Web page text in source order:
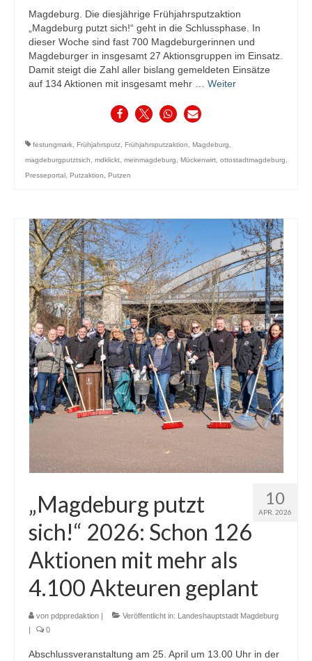
Magdeburg. Die diesjährige Frühjahrsputzaktion
„Magdeburg putzt sich!“ geht in die Schlussphase. In
dieser Woche sind fast 700 Magdeburgerinnen und
Magdeburger in insgesamt 27 Aktionsgruppen im Einsatz.
Damit steigt die Zahl aller bislang gemeldeten Einsätze
auf 134 Aktionen mit insgesamt mehr … Weiter
festungmark, Frühjahrsputz, Frühjahrsputzaktion, Magdeburg,
magdeburgputztsich, mdklickt, meinmagdeburg, Mückenwirt, ottostadtmagdeburg,
Presseportal , Putzaktion, Putzen
10
APR. 2026
„Magdeburg putzt
sich!“ 2026: Schon 126
Aktionen mit mehr als
4.100 Akteuren geplant
von pdppredaktion Veröffentlicht in:
Landeshauptstadt Magdeburg
0
Abschlussveranstaltung am 25. April um 13.00 Uhr in der